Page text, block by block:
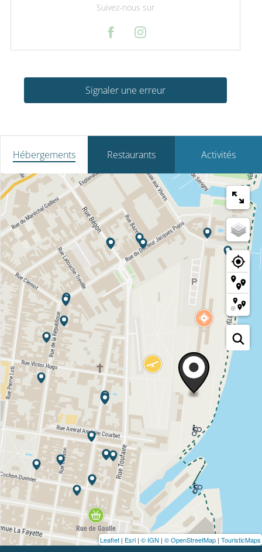
Suivez-nous sur
Signaler une erreur
Hébergements Restaurants Activités
Leaflet | Esri | © IGN | © OpenStreetMap | TouristicMaps